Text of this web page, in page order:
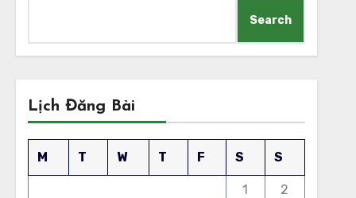
Search
Lịch Đăng Bài
M T W T F S S
1
2